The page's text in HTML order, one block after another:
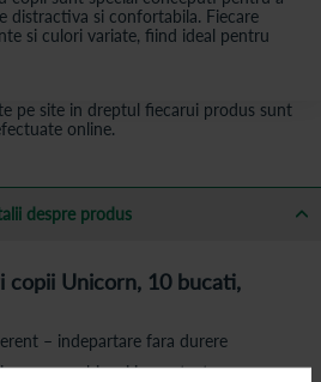
distractiva si confortabila. Fiecare
si culori variate, fiind ideal pentru
pe site in dreptul fiecarui produs sunt
online.
despre produs
copii Unicorn, 10 bucati,
– indepartare fara durere
rana chiar si in contact cu